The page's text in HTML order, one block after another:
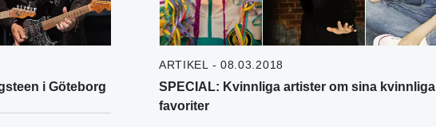
i Göteborg
ARTIKEL - 08.03.2018
SPECIAL: Kvinnliga artister om sina kvinnliga
favoriter